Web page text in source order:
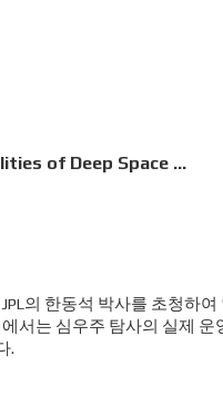
of Deep Space …
의 한동석 박사를 초청하여
서는 심우주 탐사의 실제
.